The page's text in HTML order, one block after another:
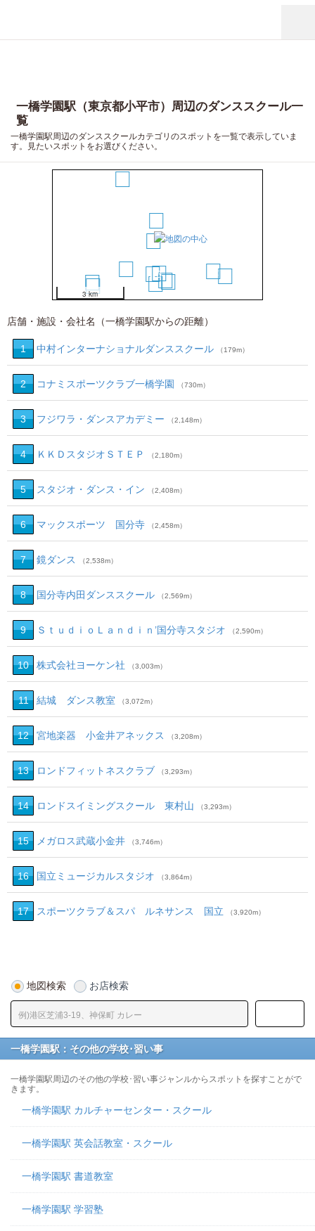
一橋学園駅（東京都小平市）周辺のダンススクール一
覧
一橋学園駅周辺のダンススクールカテゴリのスポットを一覧で表示していま
す。見たいスポットをお選びください。
2
3
4 68
9
12
13
14
15
16
17
3 km
店舗・施設・会社名（一橋学園駅からの距離）
1 中村インターナショナルダンススクール （179m）
2 コナミスポーツクラブ一橋学園 （730m）
3 フジワラ・ダンスアカデミー （2,148m）
4 ＫＫＤスタジオＳＴＥＰ （2,180m）
5 スタジオ・ダンス・イン （2,408m）
6 マックスポーツ 国分寺 （2,458m）
7 鏡ダンス （2,538m）
8 国分寺内田ダンススクール （2,569m）
9 ＳｔｕｄｉｏＬａｎｄｉｎ’国分寺スタジオ （2,590m）
10 株式会社ヨーケン社 （3,003m）
11 結城 ダンス教室 （3,072m）
12 宮地楽器 小金井アネックス （3,208m）
13 ロンドフィットネスクラブ （3,293m）
14 ロンドスイミングスクール 東村山 （3,293m）
15 メガロス武蔵小金井 （3,746m）
16 国立ミュージカルスタジオ （3,864m）
17 スポーツクラブ＆スパ ルネサンス 国立 （3,920m）
地図検索 お店検索
一橋学園駅：その他の学校･習い事
一橋学園駅周辺のその他の学校･習い事ジャンルからスポットを探すことがで
きます。
一橋学園駅 カルチャーセンター・スクール
一橋学園駅 英会話教室・スクール
一橋学園駅 書道教室
一橋学園駅 学習塾